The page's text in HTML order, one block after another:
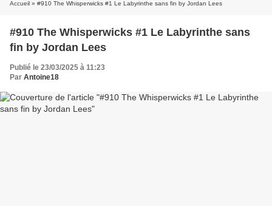
Accueil » #910 The Whisperwicks #1 Le Labyrinthe sans fin by Jordan Lees
#910 The Whisperwicks #1 Le Labyrinthe sans
fin by Jordan Lees
Publié le 23/03/2025 à 11:23
Par Antoine18